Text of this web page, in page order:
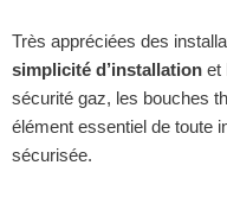
Très appréciées des
simplicité d’installation et
sécurité gaz, les bouches
élément essentiel de toute
sécurisée.